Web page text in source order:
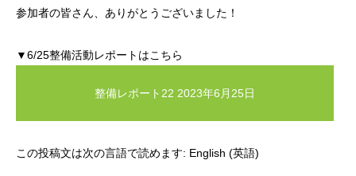
参加者の皆さん、ありがとうございました！
▼6/25整備活動レポートはこちら
整備レポート22 2023年6月25日
この投稿文は次の言語で読めます: English (英語)